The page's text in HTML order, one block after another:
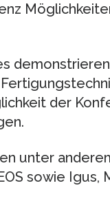
der
unter
sowie Igus,